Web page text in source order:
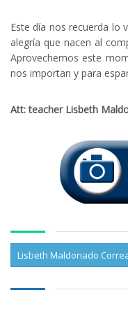
Este día nos recuerda lo
alegría que nacen al
Aprovechemos este
nos importan y para
Att: teacher Lisbeth
Lisbeth Maldonado